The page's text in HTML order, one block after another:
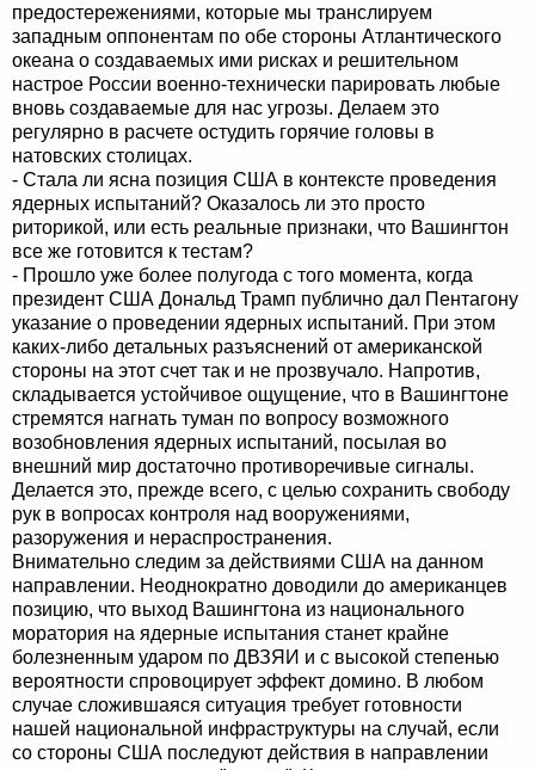
предостережениями, которые мы транслируем
западным оппонентам по обе стороны Атлантического
океана о создаваемых ими рисках и решительном
настрое России военно-технически парировать любые
вновь создаваемые для нас угрозы. Делаем это
регулярно в расчете остудить горячие головы в
натовских столицах.
- Стала ли ясна позиция США в контексте проведения
ядерных испытаний? Оказалось ли это просто
риторикой, или есть реальные признаки, что Вашингтон
все же готовится к тестам?
- Прошло уже более полугода с того момента, когда
президент США Дональд Трамп публично дал Пентагону
указание о проведении ядерных испытаний. При этом
каких-либо детальных разъяснений от американской
стороны на этот счет так и не прозвучало. Напротив,
складывается устойчивое ощущение, что в Вашингтоне
стремятся нагнать туман по вопросу возможного
возобновления ядерных испытаний, посылая во
внешний мир достаточно противоречивые сигналы.
Делается это, прежде всего, с целью сохранить свободу
рук в вопросах контроля над вооружениями,
разоружения и нераспространения.
Внимательно следим за действиями США на данном
направлении. Неоднократно доводили до американцев
позицию, что выход Вашингтона из национального
моратория на ядерные испытания станет крайне
болезненным ударом по ДВЗЯИ и с высокой степенью
вероятности спровоцирует эффект домино. В любом
случае сложившаяся ситуация требует готовности
нашей национальной инфраструктуры на случай, если
со стороны США последуют действия в направлении